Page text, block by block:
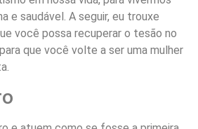
e saudável. A seguir, eu trouxe
você possa recuperar o tesão no
que você volte a ser uma mulher